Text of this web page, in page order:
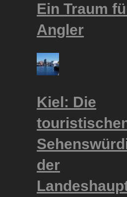
Ein Traum
Angler
Kiel: Die
der